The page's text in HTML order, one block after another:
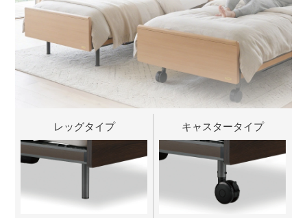
レッグタイプ キャスタータイプ